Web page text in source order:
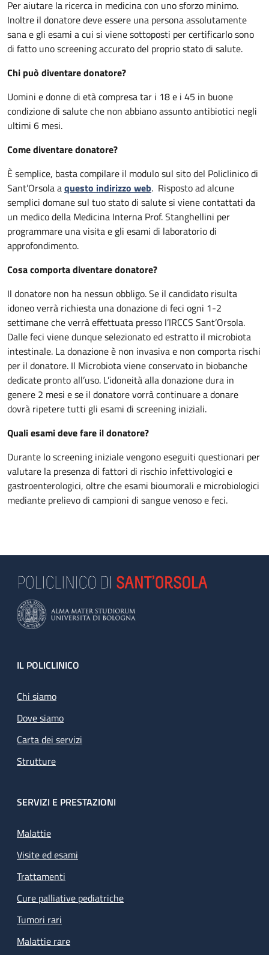
Per aiutare la ricerca in medicina con uno sforzo minimo.
Inoltre il donatore deve essere una persona assolutamente
sana e gli esami a cui si viene sottoposti per certificarlo sono
di fatto uno screening accurato del proprio stato di salute.
Chi può diventare donatore?
Uomini e donne di età compresa tar i 18 e i 45 in buone
condizione di salute che non abbiano assunto antibiotici negli
ultimi 6 mesi.
Come diventare donatore?
È semplice, basta compilare il modulo sul sito del Policlinico di
Sant’Orsola aquesto indirizzo web. Risposto ad alcune
semplici domane sul tuo stato di salute si viene contattati da
un medico della Medicina Interna Prof. Stanghellini per
programmare una visita e gli esami di laboratorio di
approfondimento.
Cosa comporta diventare donatore?
Il donatore non ha nessun obbligo. Se il candidato risulta
idoneo verrà richiesta una donazione di feci ogni 1-2
settimane che verrà effettuata presso l’IRCCS Sant’Orsola.
Dalle feci viene dunque selezionato ed estratto il microbiota
intestinale. La donazione è non invasiva e non comporta rischi
per il donatore. Il Microbiota viene conservato in biobanche
dedicate pronto all’uso. L’idoneità alla donazione dura in
genere 2 mesi e se il donatore vorrà continuare a donare
dovrà ripetere tutti gli esami di screening iniziali.
Quali esami deve fare il donatore?
Durante lo screening iniziale vengono eseguiti questionari per
valutare la presenza di fattori di rischio infettivologici e
gastroenterologici, oltre che esami bioumorali e microbiologici
mediante prelievo di campioni di sangue venoso e feci.
Footer
IL POLICLINICO
Chi siamo
Dove siamo
Carta dei servizi
Strutture
SERVIZI E PRESTAZIONI
Malattie
Visite ed esami
Trattamenti
Cure palliative pediatriche
Tumori rari
Malattie rare